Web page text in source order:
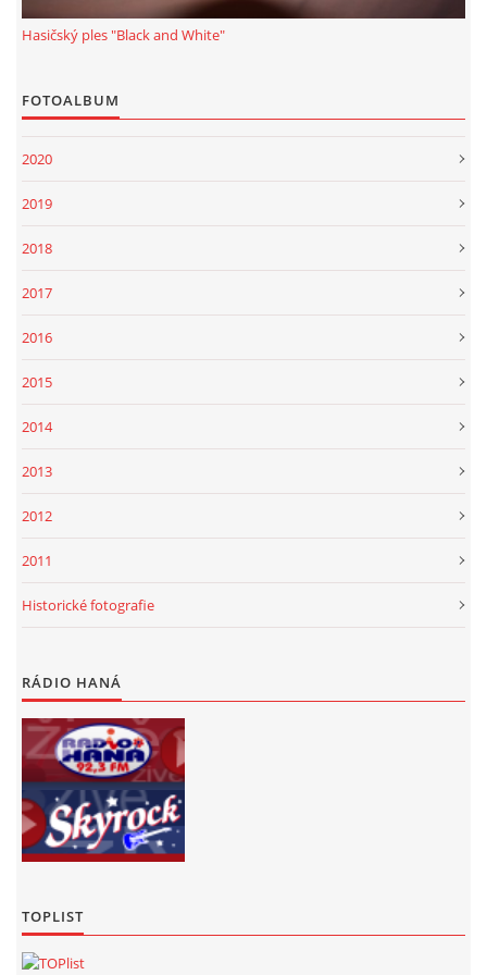
© 2026 eStránky.cz Tisk
Hasičský ples "Black and White"
FOTOALBUM
2020
2019
2018
2017
2016
2015
2014
2013
2012
2011
Historické fotografie
RÁDIO HANÁ
TOPLIST